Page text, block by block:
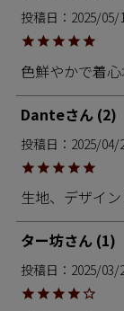
投稿日 2025/05/
色鮮やかで着心
Dante 2
投稿日 2025/04/
生地、デザイン
ター坊 1
投稿日 2025/03/